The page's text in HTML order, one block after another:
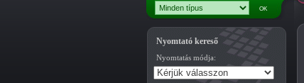
Nyomtató kereső
Nyomtatás módja: